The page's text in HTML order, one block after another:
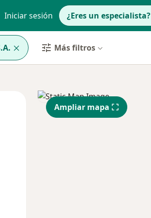
Iniciar sesión ¿Eres un especialista?
Más filtros
Mar
11 Ago
Mié
12 Ago
Ampliar mapa